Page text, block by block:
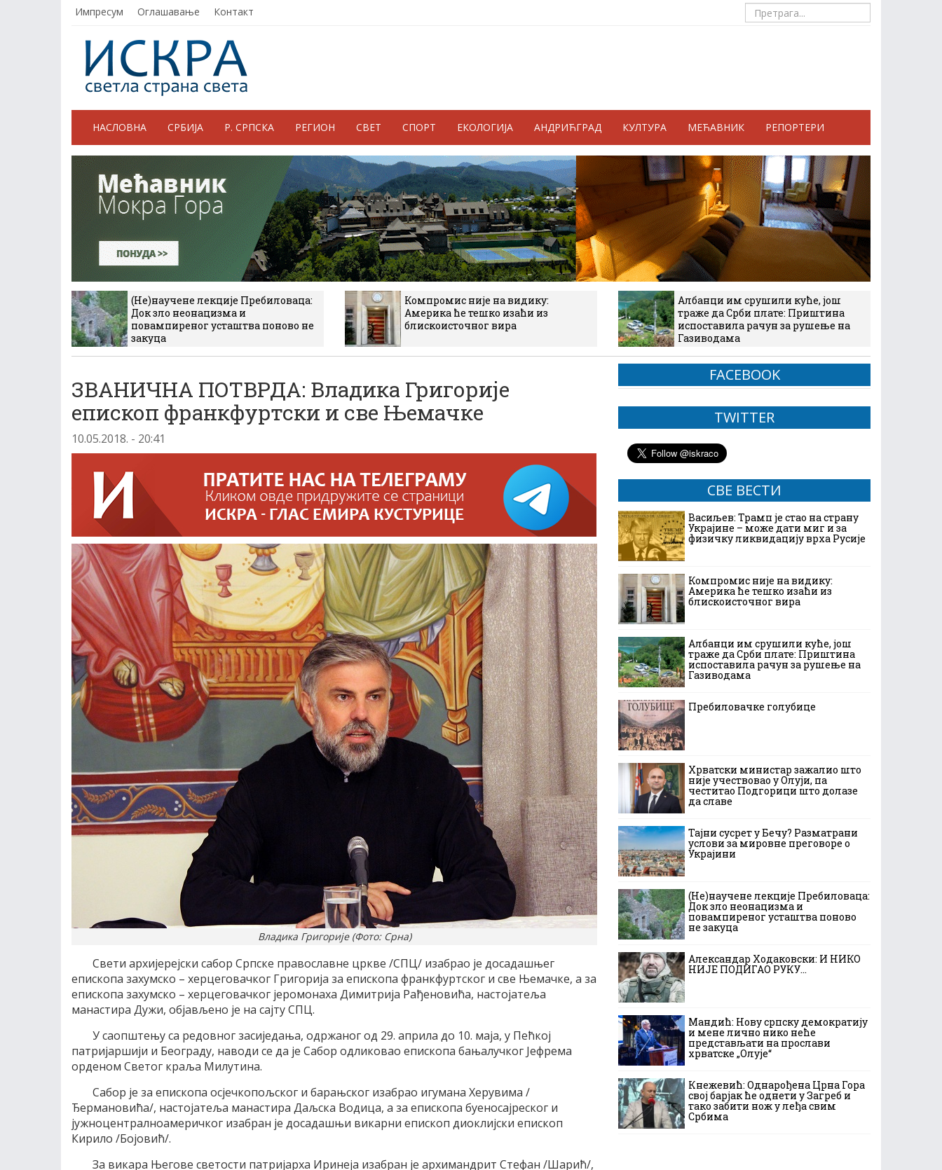
Импресум Оглашавање Контакт
НАСЛОВНА СРБИЈА Р. СРПСКА РЕГИОН СВЕТ СПОРТ ЕКОЛОГИЈА АНДРИЋГРАД КУЛТУРА МЕЋАВНИК РЕПОРТЕРИ
(Не)научене лекције Пребиловаца:
Док зло неонацизма и
повампиреног усташтва поново не
закуца
Компромис није на видику:
Америка ће тешко изаћи из
блискоисточног вира
Албанци им срушили куће, још
траже да Срби плате: Приштина
испоставила рачун за рушење на
Газиводама
ЗВАНИЧНА ПОТВРДА: Владика Григорије
епископ франкфуртски и све Њемачке
10.05.2018. - 20:41
Владика Григорије (Фото: Срна)
Свети архијерејски сабор Српске православне цркве /СПЦ/ изабрао је досадашњег
епископа захумско – херцеговачког Григорија за епископа франкфуртског и све Њемачке, а за
епископа захумско – херцеговачког јеромонаха Димитрија Рађеновића, настојатеља
манастира Дужи, објављено је на сајту СПЦ.
У саопштењу са редовног засиједања, одржаног од 29. априла до 10. маја, у Пећкој
патријаршији и Београду, наводи се да је Сабор одликовао епископа бањалучког Јефрема
орденом Светог краља Милутина.
Сабор је за епископа осјечкопољског и барањског изабрао игумана Херувима /
Ђермановића/, настојатеља манастира Даљска Водица, а за епископа буеносајреског и
јужноцентралноамеричког изабран је досадашњи викарни епископ диоклијски епископ
Кирило /Бојовић/.
За викара Његове светости патријарха Иринеја изабран је архимандрит Стефан /Шарић/,
FACEBOOK
TWITTER
СВЕ ВЕСТИ
Васиљев: Трамп је стао на страну
Украјине – може дати миг и за
физичку ликвидацију врха Русије
Компромис није на видику:
Америка ће тешко изаћи из
блискоисточног вира
Албанци им срушили куће, још
траже да Срби плате: Приштина
испоставила рачун за рушење на
Газиводама
Пребиловачке голубице
Хрватски министар зажалио што
није учествовао у Олуји, па
честитао Подгорици што долазе
да славе
Тајни сусрет у Бечу? Разматрани
услови за мировне преговоре о
Украјини
(Не)научене лекције Пребиловаца:
Док зло неонацизма и
повампиреног усташтва поново
не закуца
Александар Ходаковски: И НИКО
НИЈЕ ПОДИГАО РУКУ…
Мандић: Нову српску демократију
и мене лично нико неће
представљати на прослави
хрватске „Олује“
Кнежевић: Однарођена Црна Гора
свој барјак ће однети у Загреб и
тако забити нож у леђа свим
Србима